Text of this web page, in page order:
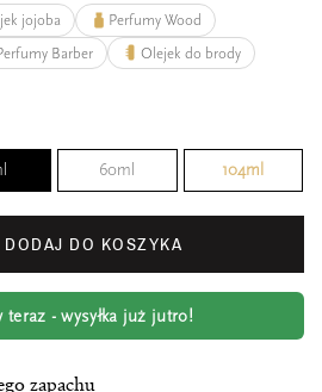
jojoba
Perfumy Wood
Barber Olejek do brody
60ml 104ml
DODAJ DO KOSZYKA
teraz - wysyłka już jutro!
zapachu